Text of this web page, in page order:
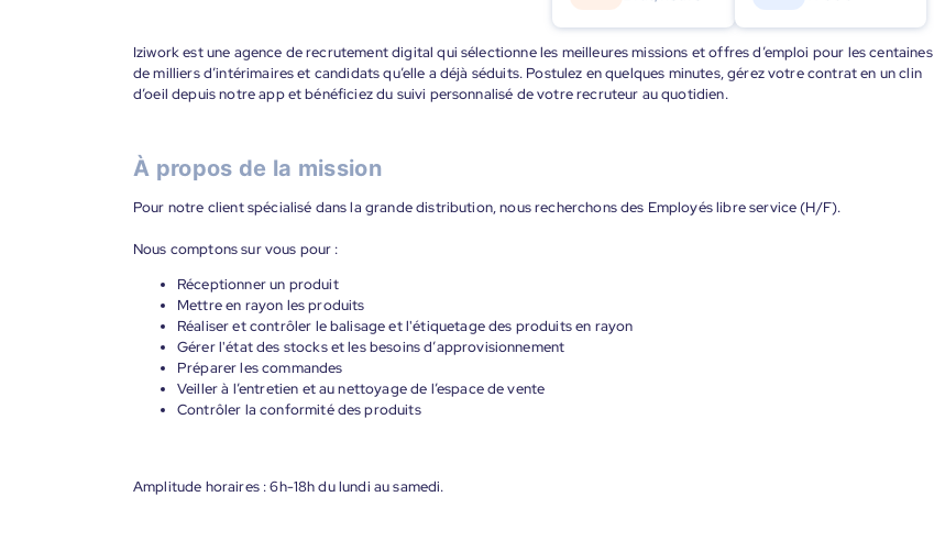
Iziwork est une agence de recrutement digital qui sélectionne les meilleures missions et offres d’emploi pour les centaines
de milliers d’intérimaires et candidats qu’elle a déjà séduits. Postulez en quelques minutes, gérez votre contrat en un clin
d’oeil depuis notre app et bénéficiez du suivi personnalisé de votre recruteur au quotidien.
À propos de la mission
Pour notre client spécialisé dans la grande distribution, nous recherchons des Employés libre service (H/F).
Nous comptons sur vous pour :
Réceptionner un produit
Mettre en rayon les produits
Réaliser et contrôler le balisage et l'étiquetage des produits en rayon
Gérer l'état des stocks et les besoins d’approvisionnement
Préparer les commandes
Veiller à l’entretien et au nettoyage de l’espace de vente
Contrôler la conformité des produits
Amplitude horaires : 6h-18h du lundi au samedi.